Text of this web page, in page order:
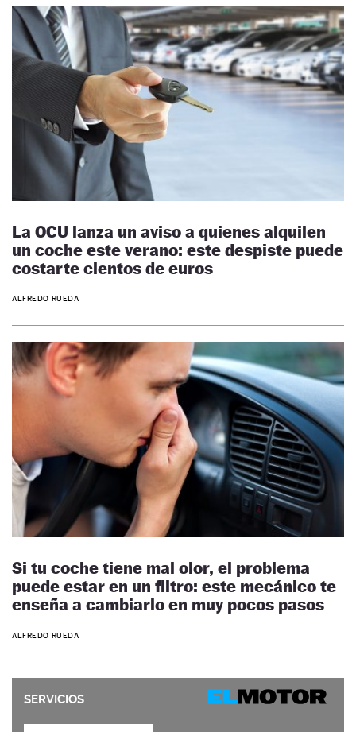
La OCU lanza un aviso a quienes alquilen
un coche este verano: este despiste puede
costarte cientos de euros
ALFREDO RUEDA
Si tu coche tiene mal olor, el problema
puede estar en un filtro: este mecánico te
enseña a cambiarlo en muy pocos pasos
ALFREDO RUEDA